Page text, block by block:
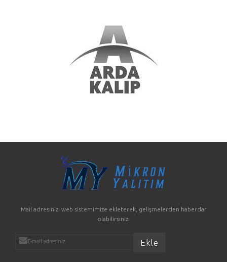
Mail adresinizi web sistemimize ekleterek, gelişmelerden haberdar
olabilirsiniz.